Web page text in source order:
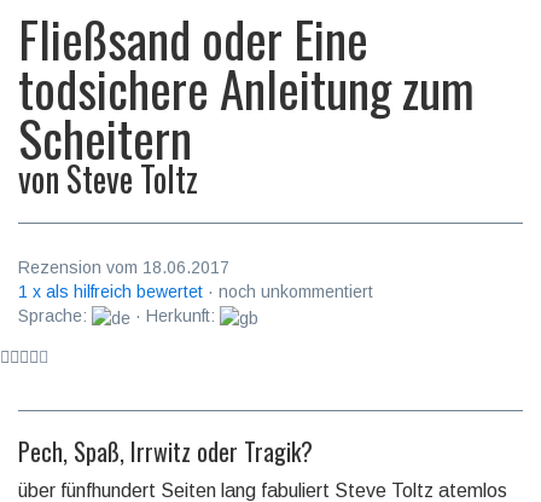
Fließsand oder Eine
todsichere Anleitung zum
Scheitern
vonSteve Toltz
Rezension vom 18.06.2017
1 x als hilfreich bewertet · noch unkommentiert
Sprache:
· Herkunft:
Pech, Spaß, Irrwitz oder Tragik?
über fünfhundert Seiten lang fabuliert Steve Toltz atemlos